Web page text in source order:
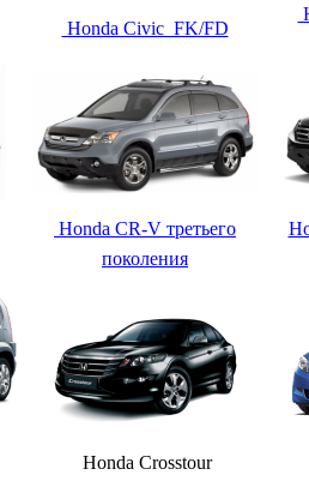
Honda Civic FK/FD
Honda CR-V третьего
поколения
Honda Crosstour